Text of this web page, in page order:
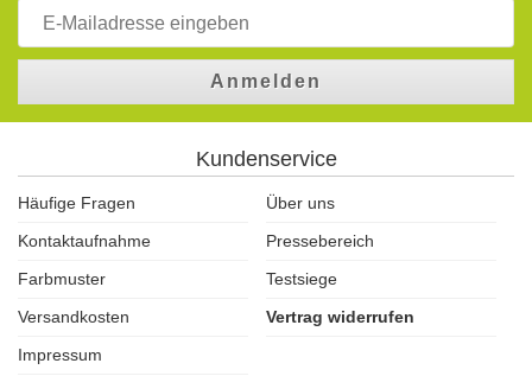
Anmelden
Kundenservice
Häufige Fragen
Über uns
Kontaktaufnahme
Pressebereich
Farbmuster
Testsiege
Versandkosten
Vertrag widerrufen
Impressum